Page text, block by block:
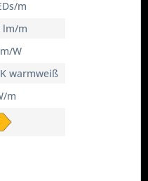
m
lm/m
W
warmweiß
m